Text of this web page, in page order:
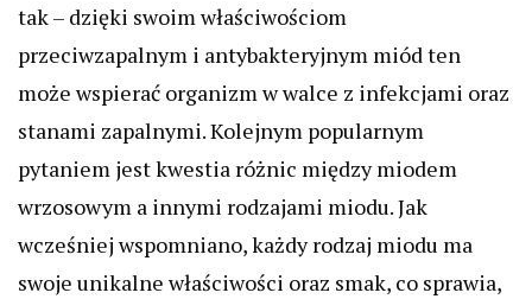
tak – dzięki swoim właściwościom
przeciwzapalnym i antybakteryjnym miód ten
może wspierać organizm w walce z infekcjami oraz
stanami zapalnymi. Kolejnym popularnym
pytaniem jest kwestia różnic między miodem
wrzosowym a innymi rodzajami miodu. Jak
wcześniej wspomniano, każdy rodzaj miodu ma
swoje unikalne właściwości oraz smak, co sprawia,